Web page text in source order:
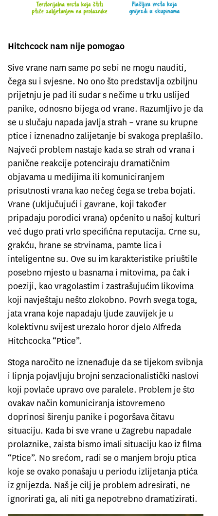
Hitchcock nam nije pomogao
Sive vrane nam same po sebi ne mogu nauditi,
čega su i svjesne. No ono što predstavlja ozbiljnu
prijetnju je pad ili sudar s nečime u trku uslijed
panike, odnosno bijega od vrane. Razumljivo je da
se u slučaju napada javlja strah – vrane su krupne
ptice i iznenadno zalijetanje bi svakoga preplašilo.
Najveći problem nastaje kada se strah od vrana i
panične reakcije potenciraju dramatičnim
objavama u medijima ili komuniciranjem
prisutnosti vrana kao nečeg čega se treba bojati.
Vrane (uključujući i gavrane, koji također
pripadaju porodici vrana) općenito u našoj kulturi
već dugo prati vrlo specifična reputacija. Crne su,
grakću, hrane se strvinama, pamte lica i
inteligentne su. Ove su im karakteristike priuštile
posebno mjesto u basnama i mitovima, pa čak i
poeziji, kao vragolastim i zastrašujućim likovima
koji navještaju nešto zlokobno. Povrh svega toga,
jata vrana koje napadaju ljude zauvijek je u
kolektivnu svijest urezalo horor djelo Alfreda
Hitchcocka “Ptice”.
Stoga naročito ne iznenađuje da se tijekom svibnja
i lipnja pojavljuju brojni senzacionalistički naslovi
koji povlače upravo ove paralele. Problem je što
ovakav način komuniciranja istovremeno
doprinosi širenju panike i pogoršava čitavu
situaciju. Kada bi sve vrane u Zagrebu napadale
prolaznike, zaista bismo imali situaciju kao iz filma
“Ptice”. No srećom, radi se o manjem broju ptica
koje se ovako ponašaju u periodu izlijetanja ptića
iz gnijezda. Naš je cilj je problem adresirati, ne
ignorirati ga, ali niti ga nepotrebno dramatizirati.